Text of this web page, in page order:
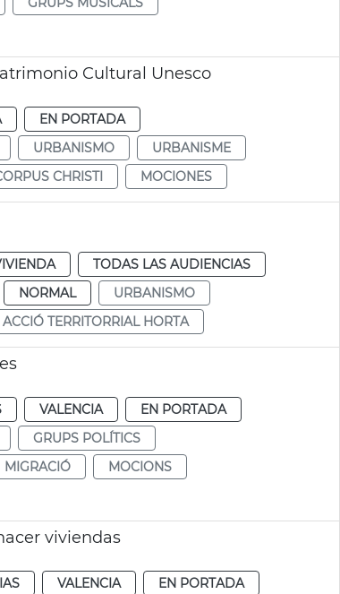
Cultural Unesco
EN PORTADA
URBANISMO
URBANISME
CHRISTI MOCIONES
TODAS LAS AUDIENCIAS
NORMAL
URBANISMO
TERRITORRIAL HORTA
VALENCIA
EN PORTADA
GRUPS POLÍTICS
MIGRACIÓ
MOCIONS
viviendas
VALENCIA
EN PORTADA